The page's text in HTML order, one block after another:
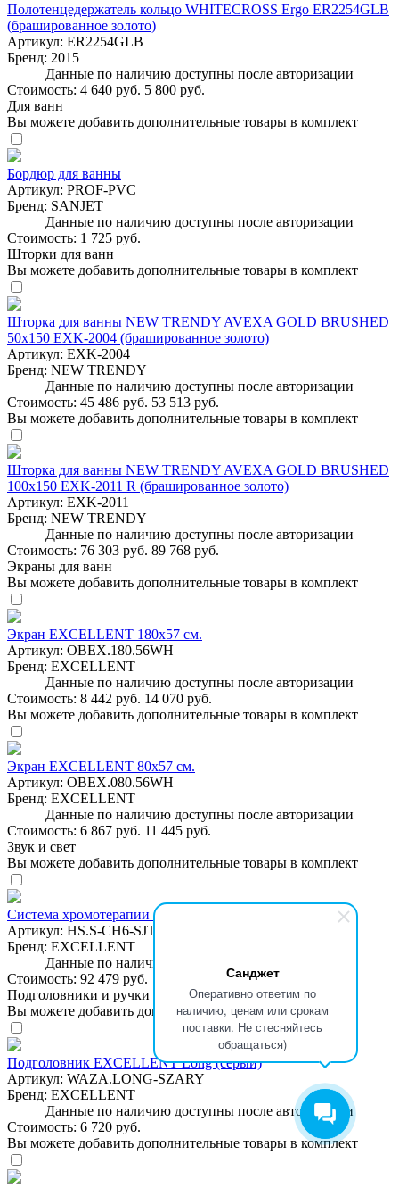
Санджет
Оперативно ответим по
наличию, ценам или срокам
поставки. Не стесняйтесь
обращаться)
Полотенцедержатель кольцо WHITECROSS Ergo ER2254GLB
(брашированное золото)
Артикул: ER2254GLB
Бренд: 2015
Данные по наличию доступны после авторизации
Стоимость: 4 640 руб. 5 800 руб.
Для ванн
Вы можете добавить дополнительные товары в комплект
Бордюр для ванны
Артикул: PROF-PVC
Бренд: SANJET
Данные по наличию доступны после авторизации
Стоимость: 1 725 руб.
Шторки для ванн
Вы можете добавить дополнительные товары в комплект
Шторка для ванны NEW TRENDY AVEXA GOLD BRUSHED
50x150 EXK-2004 (брашированное золото)
Артикул: EXK-2004
Бренд: NEW TRENDY
Данные по наличию доступны после авторизации
Стоимость: 45 486 руб. 53 513 руб.
Вы можете добавить дополнительные товары в комплект
Шторка для ванны NEW TRENDY AVEXA GOLD BRUSHED
100x150 EXK-2011 R (брашированное золото)
Артикул: EXK-2011
Бренд: NEW TRENDY
Данные по наличию доступны после авторизации
Стоимость: 76 303 руб. 89 768 руб.
Экраны для ванн
Вы можете добавить дополнительные товары в комплект
Экран EXCELLENT 180х57 см.
Артикул: OBEX.180.56WH
Бренд: EXCELLENT
Данные по наличию доступны после авторизации
Стоимость: 8 442 руб. 14 070 руб.
Вы можете добавить дополнительные товары в комплект
Экран EXCELLENT 80х57 см.
Артикул: OBEX.080.56WH
Бренд: EXCELLENT
Данные по наличию доступны после авторизации
Стоимость: 6 867 руб. 11 445 руб.
Звук и свет
Вы можете добавить дополнительные товары в комплект
Система хромотерапии EXCELLENT 6LED
Артикул: HS.S-CH6-SJT
Бренд: EXCELLENT
Данные по наличию доступны после авторизации
Стоимость: 92 479 руб.
Подголовники и ручки
Вы можете добавить дополнительные товары в комплект
Подголовник EXCELLENT Long (серый)
Артикул: WAZA.LONG-SZARY
Бренд: EXCELLENT
Данные по наличию доступны после авторизации
Стоимость: 6 720 руб.
Вы можете добавить дополнительные товары в комплект